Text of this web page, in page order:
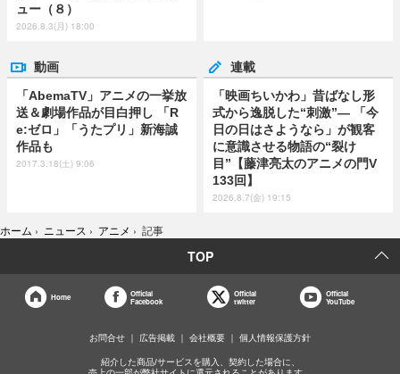
ュー（８）
2026.8.3(月) 18:00
動画
「AbemaTV」アニメの一挙放
送＆劇場作品が目白押し 「R
e:ゼロ」「うたプリ」新海誠
作品も
2017.3.18(土) 9:06
連載
「映画ちいかわ」昔ばなし形
式から逸脱した“刺激”― 「今
日の日はさようなら」が観客
に意識させる物語の“裂け
目”【藤津亮太のアニメの門V
133回】
2026.8.7(金) 19:15
ホーム › ニュース › アニメ › 記事
TOP
Home
Official
Facebook
Official
twitter
Official
YouTube
お問合せ 広告掲載 会社概要 個人情報保護方針
紹介した商品/サービスを購入、契約した場合に、